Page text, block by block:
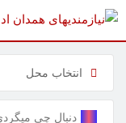
پرش
محتوا
انتخاب محل